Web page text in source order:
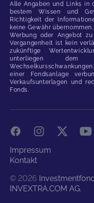
Alle Angaben und Links in
bestem Wissen und
Richtigkeit der
keine Gewähr
Werbung oder Angebot
Vergangenheit ist kein
zukünftige
unterliegen dem
einer Fondsanlage
Verkaufsunterlagen und
Fonds.
FacebookInstagram
X
© 2026
INVEXTRA.COM AG.
Impressum
Kontakt